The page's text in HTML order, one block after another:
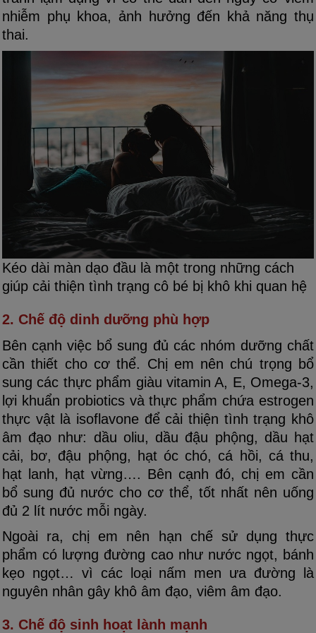
nhiễm phụ khoa, ảnh hưởng đến khả năng thụ
thai.
Kéo dài màn dạo đầu là một trong những cách
giúp cải thiện tình trạng cô bé bị khô khi quan hệ
2. Chế độ dinh dưỡng phù hợp
Bên cạnh việc bổ sung đủ các nhóm dưỡng chất
cần thiết cho cơ thể. Chị em nên chú trọng bổ
sung các thực phẩm giàu vitamin A, E, Omega-3,
lợi khuẩn probiotics và thực phẩm chứa estrogen
thực vật là isoflavone để cải thiện tình trạng khô
âm đạo như: dầu oliu, dầu đậu phộng, dầu hạt
cải, bơ, đậu phộng, hạt óc chó, cá hồi, cá thu,
hạt lanh, hạt vừng…. Bên cạnh đó, chị em cần
bổ sung đủ nước cho cơ thể, tốt nhất nên uống
đủ 2 lít nước mỗi ngày.
Ngoài ra, chị em nên hạn chế sử dụng thực
phẩm có lượng đường cao như nước ngọt, bánh
kẹo ngọt… vì các loại nấm men ưa đường là
nguyên nhân gây khô âm đạo, viêm âm đạo.
3. Chế độ sinh hoạt lành mạnh